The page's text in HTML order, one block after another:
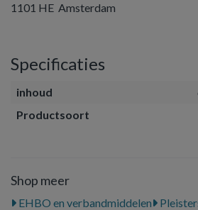
1101 HE Amsterdam
Specificaties
inhoud
Productsoort
Shop meer
EHBO en verbandmiddelen